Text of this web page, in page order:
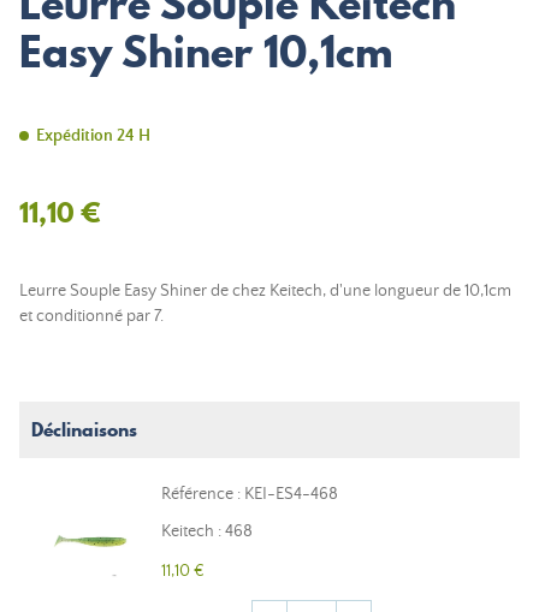
Easy Shiner 10,1cm
Expédition 24 H
11,10 €
Leurre Souple Easy Shiner de chez Keitech, d'une longueur de 10,1cm
et conditionné par 7.
Déclinaisons
Référence : KEI-ES4-468
Keitech : 468
11,10 €